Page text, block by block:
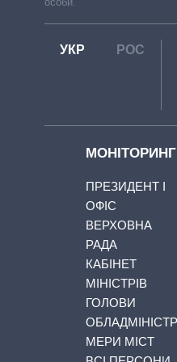
УКР РОС
МОНІТОРИНГ
ПРЕЗИДЕНТ І
ОФІС
ВЕРХОВНА
РАДА
КАБІНЕТ
МІНІСТРІВ
ГОЛОВИ
МЕРИ МІСТ